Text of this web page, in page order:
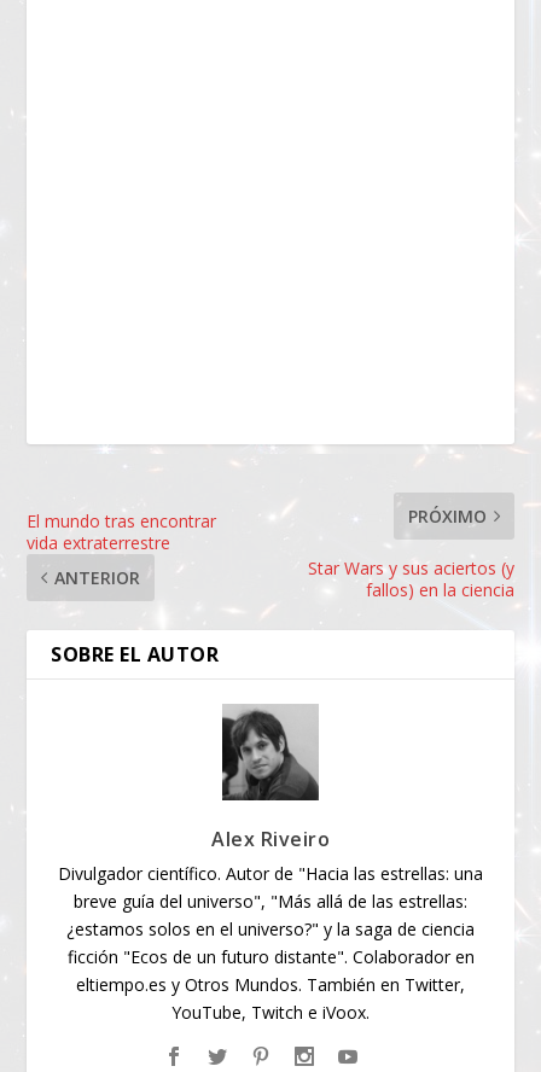
El mundo tras encontrar
vida extraterrestre
ANTERIOR
PRÓXIMO
Star Wars y sus aciertos (y
fallos) en la ciencia
SOBRE EL AUTOR
Alex Riveiro
Divulgador científico. Autor de "Hacia las estrellas: una
breve guía del universo", "Más allá de las estrellas:
¿estamos solos en el universo?" y la saga de ciencia
ficción "Ecos de un futuro distante". Colaborador en
eltiempo.es y Otros Mundos. También en Twitter,
YouTube, Twitch e iVoox.